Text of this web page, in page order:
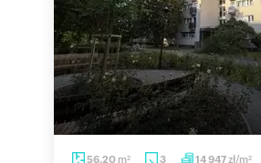
56,20 m2 3 14 947zł/m2